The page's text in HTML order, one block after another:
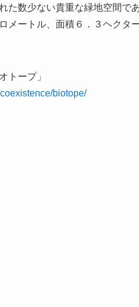
た数少ない貴重な緑地空間で
メートル、面積６．３ヘクタ
トープ」
biotope/